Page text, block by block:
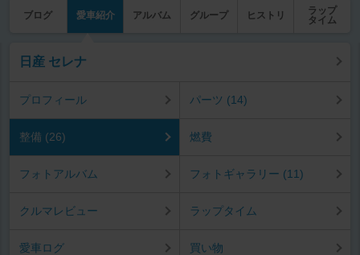
ブログ 愛車紹介 アルバム グループ ヒストリ
ラップ
タイム
日産 セレナ
プロフィール パーツ (14)
整備 (26) 燃費
フォトアルバム フォトギャラリー (11)
クルマレビュー ラップタイム
愛車ログ 買い物